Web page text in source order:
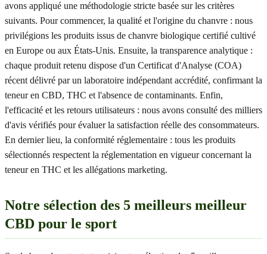
avons appliqué une méthodologie stricte basée sur les critères
suivants. Pour commencer, la qualité et l'origine du chanvre : nous
privilégions les produits issus de chanvre biologique certifié cultivé
en Europe ou aux États-Unis. Ensuite, la transparence analytique :
chaque produit retenu dispose d'un Certificat d'Analyse (COA)
récent délivré par un laboratoire indépendant accrédité, confirmant la
teneur en CBD, THC et l'absence de contaminants. Enfin,
l'efficacité et les retours utilisateurs : nous avons consulté des milliers
d'avis vérifiés pour évaluer la satisfaction réelle des consommateurs.
En dernier lieu, la conformité réglementaire : tous les produits
sélectionnés respectent la réglementation en vigueur concernant la
teneur en THC et les allégations marketing.
Notre sélection des 5 meilleurs meilleur
CBD pour le sport